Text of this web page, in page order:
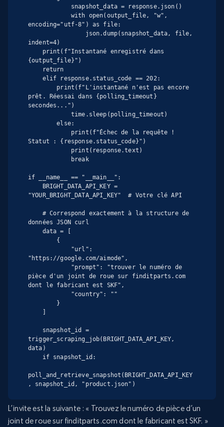
encoding="utf-8") as file:
indent=4)
{output_file}")
prêt. Réessai dans {polling_timeout}
secondes...")
        else:
Statut : {response.status_code}")
if __name__ == "__main__":
"YOUR_BRIGHT_DATA_API_KEY"  # Votre clé API
données JSON curl
"https://google.com/aimode",
pièce d'un joint de roue sur finditparts.com
dont le fabricant est SKF",
trigger_scraping_job(BRIGHT_DATA_API_KEY,
data)
poll_and_retrieve_snapshot(BRIGHT_DATA_API_KEY
, snapshot_id, "product.json")
L’invite est la suivante : « Trouvez le numéro de pièce d’un
joint de roue sur finditparts.com dont le fabricant est SKF. »